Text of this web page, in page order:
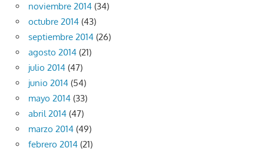
noviembre 2014 (34)
octubre 2014 (43)
septiembre 2014 (26)
agosto 2014 (21)
julio 2014 (47)
junio 2014 (54)
mayo 2014 (33)
abril 2014 (47)
marzo 2014 (49)
febrero 2014 (21)